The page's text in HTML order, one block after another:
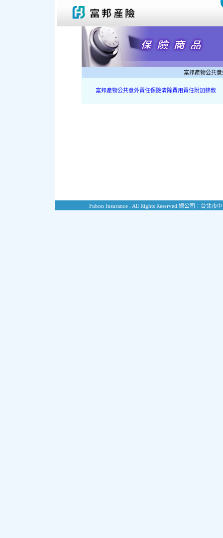
富邦產物公共
富邦產物公共意外責任保險清除費用責任附加條款
Fubon Insurance . All Rights Reserved. 總公司：台北市